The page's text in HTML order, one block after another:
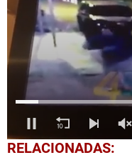
0
seconds
RELACIONADAS: